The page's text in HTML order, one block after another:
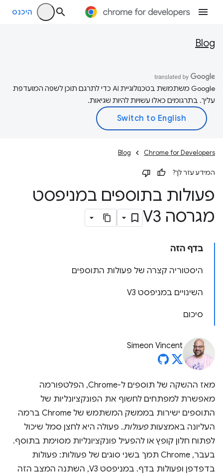
היכנס
Blog
‫Google משתמשת בטכנולוגיית AI כדי לתרגם תוכן לשפה המועדפת
עליך. בתרגומים כאלו עשויות להיות שגיאות.
Chrome for Developers
Blog
המידע עזר לך?
פעולות בתוספים במניפסט
מגרסה V3
בדף הזה
היסטוריה קצרה של פעולות התוספים
השינויים במניפסט V3
סיכום
Simeon Vincent
מאז ההשקה של תוספים ל-Chrome, הפלטפורמה
מאפשרת למפתחים לחשוף את הפונקציונליות של
התוספים ישירות בממשק המשתמש של Chrome ברמה
העליונה באמצעותפעולות. פעולה היא לחצן סמל שיכול
לפתוח חלון קופץ או להפעיל פונקציונליות מסוימת בתוסף.
בעבר, Chrome תמך בשני סוגים של פעולות: פעולות
בדפדפן ופעולות בדף. במניפסט V3, השתנה המצב הזה